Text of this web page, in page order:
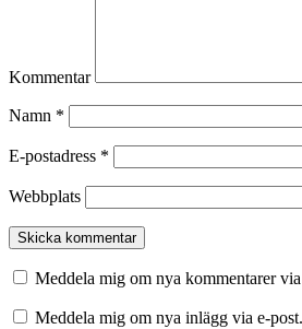
Kommentar
Namn *
E-postadress *
Webbplats
Meddela mig om nya kommentarer
Meddela mig om nya inlägg via e-post.